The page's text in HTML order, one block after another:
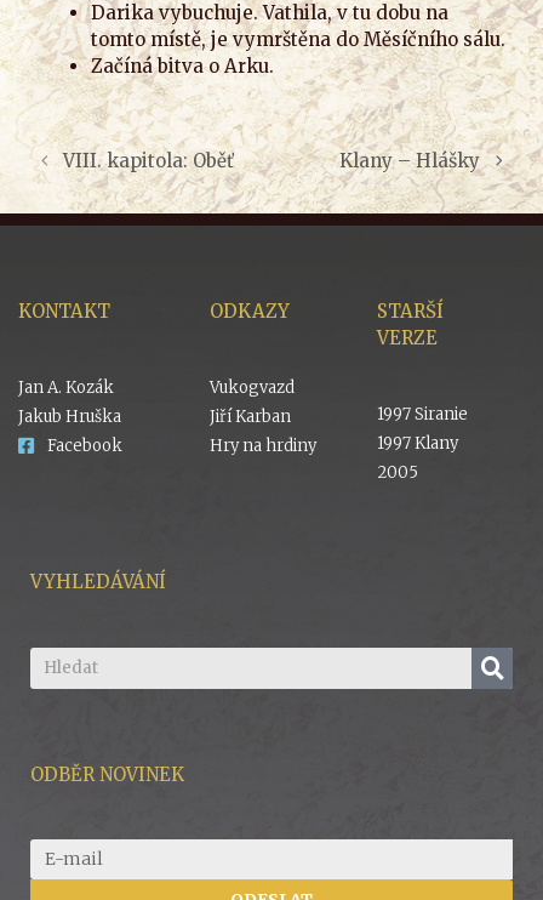
Darika vybuchuje. Vathila, v tu dobu na
tomto místě, je vymrštěna do Měsíčního sálu.
Začíná bitva o Arku.
VIII. kapitola: Oběť Klany – Hlášky
KONTAKT
Jan A. Kozák
Jakub Hruška
Facebook
ODKAZY
Vukogvazd
Jiří Karban
Hry na hrdiny
STARŠÍ
VERZE
1997 Siranie
1997 Klany
2005
VYHLEDÁVÁNÍ
ODBĚR NOVINEK